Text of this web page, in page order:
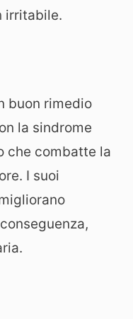
irritabile.
buon rimedio
la sindrome
che combatte la
I suoi